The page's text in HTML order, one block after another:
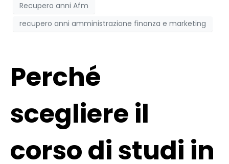
Recupero anni Afm
recupero anni amministrazione finanza e marketing
Perché
scegliere il
corso di studi in